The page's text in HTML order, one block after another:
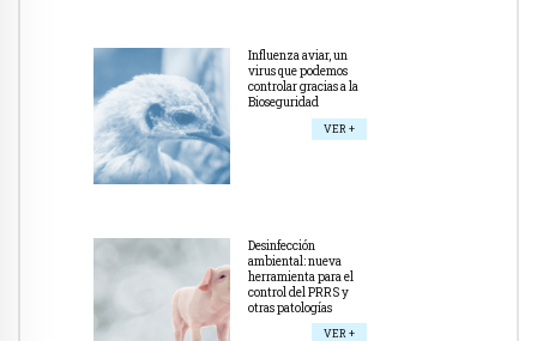
Influenza aviar, un
virus que podemos
controlar gracias a la
Bioseguridad
VER +
Desinfección
ambiental: nueva
herramienta para el
control del PRRS y
otras patologías
VER +